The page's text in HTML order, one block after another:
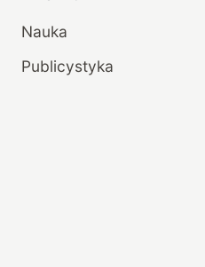
Nauka
Publicystyka